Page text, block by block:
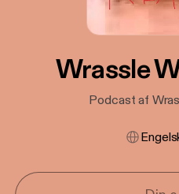
Wrassle
Podcast af